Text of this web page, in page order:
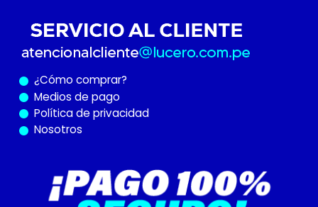
¿Cómo comprar?
Medios de pago
Política de privacidad
Nosotros